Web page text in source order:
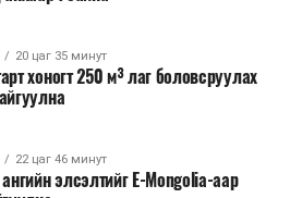
20 цаг 35 минут
хоногт 250 м³ лаг боловсруулах
22 цаг 46 минут
ангийн элсэлтийг E-Mongolia-аар